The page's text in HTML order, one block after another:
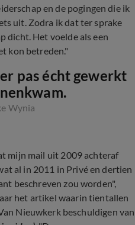
en de pogingen die ik
uit. Zodra ik dat ter sprake
dicht. Het voelde als een
kon betreden."
pas écht gewerkt
Wynia
mijn mail uit 2009 achteraf
al in 2011 in Privé en dertien
beschreven zou worden",
het artikel waarin tientallen
Nieuwkerk beschuldigen van